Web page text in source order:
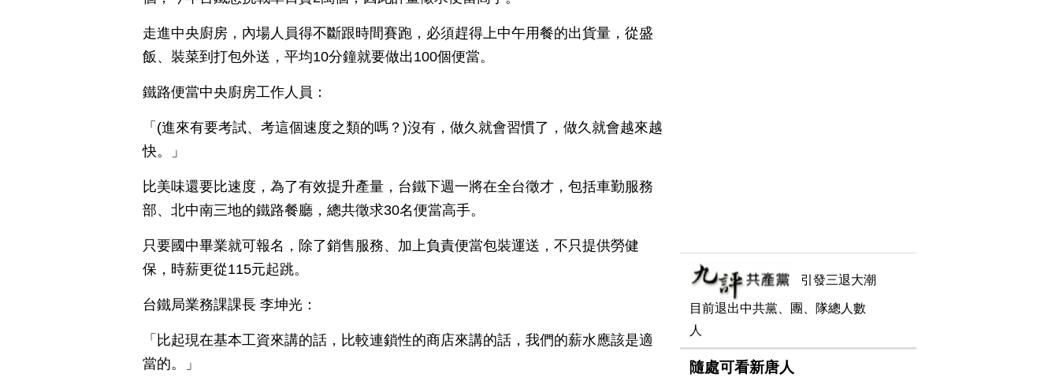
走進中央廚房，內場人員得不斷跟時間賽跑，必須趕得上中午用餐的出貨量，從盛
飯、裝菜到打包外送，平均10分鐘就要做出100個便當。
鐵路便當中央廚房工作人員：
「(進來有要考試、考這個速度之類的嗎？)沒有，做久就會習慣了，做久就會越來越
快。」
比美味還要比速度，為了有效提升產量，台鐵下週一將在全台徵才，包括車勤服務
部、北中南三地的鐵路餐廳，總共徵求30名便當高手。
只要國中畢業就可報名，除了銷售服務、加上負責便當包裝運送，不只提供勞健
保，時薪更從115元起跳。
台鐵局業務課課長 李坤光：
「比起現在基本工資來講的話，比較連鎖性的商店來講的話，我們的薪水應該是適
當的。」
引發三退大潮
目前退出中共黨、團、隊總人數
人
隨處可看新唐人